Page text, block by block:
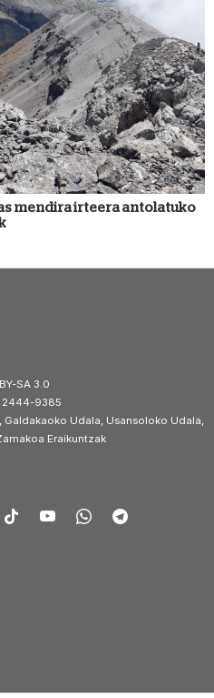
mendira irteera antolatuko
SA 3.0
2444-9385
Galdakaoko Udala, Usansoloko Udala,
Eraikuntzak